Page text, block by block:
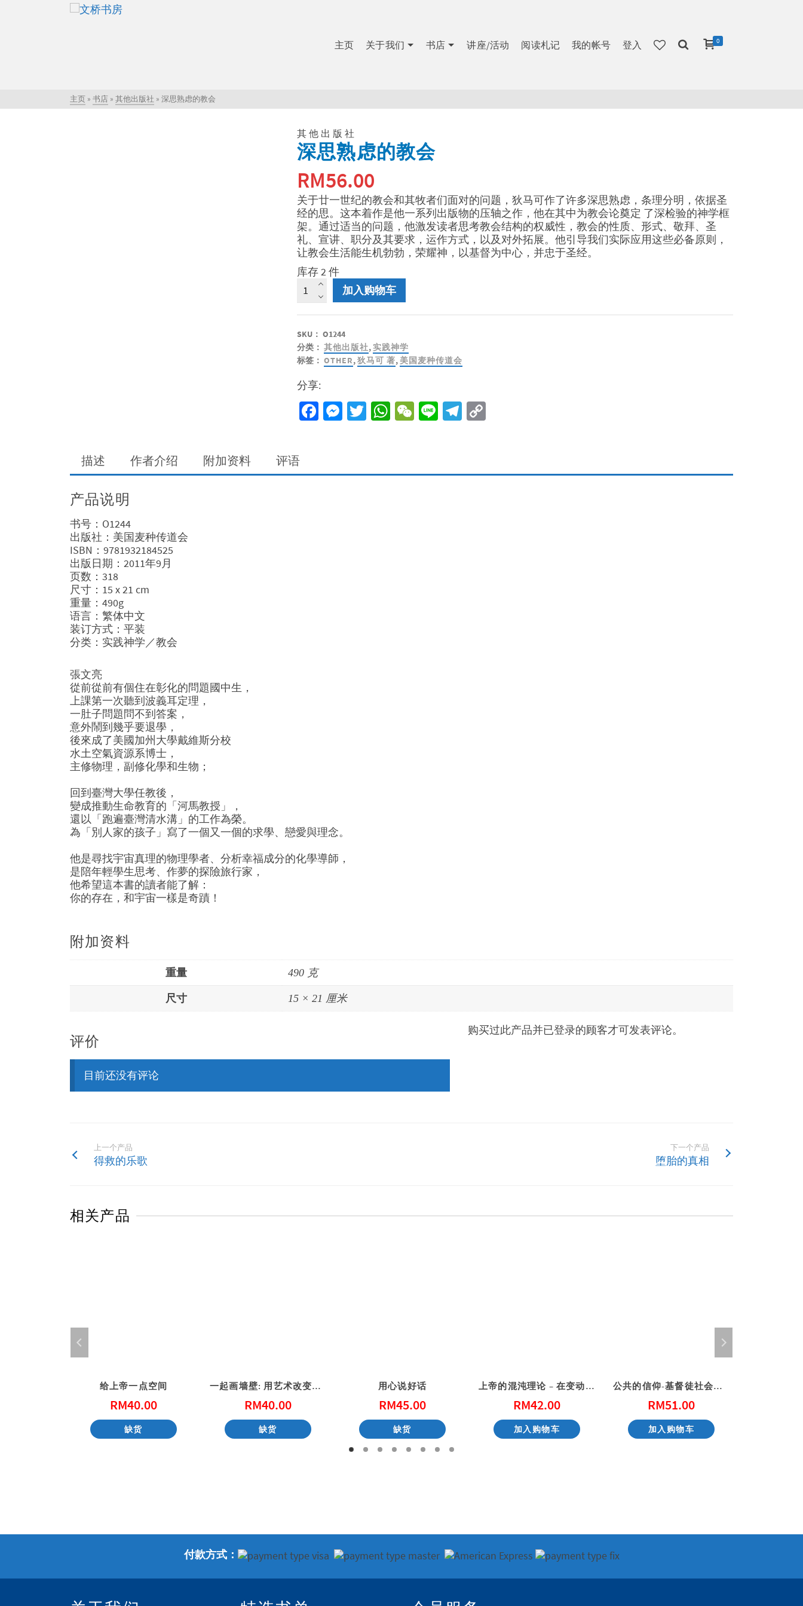
主页 关于我们 书店 讲座/活动 阅读札记 我的帐号 登入 0
主页 » 书店 » 其他出版社 » 深思熟虑的教会
其他出版社
深思熟虑的教会
RM56.00
关于廿一世纪的教会和其牧者们面对的问题，狄马可作了许多深思熟虑，条理分明，依据圣
经的思。这本着作是他一系列出版物的压轴之作，他在其中为教会论奠定 了深检验的神学框
架。通过适当的问题，他激发读者思考教会结构的权威性，教会的性质、形式、敬拜、圣
礼、宣讲、职分及其要求，运作方式，以及对外拓展。他引导我们实际应用这些必备原则，
让教会生活能生机勃勃，荣耀神，以基督为中心，并忠于圣经。
库存 2 件
深
思
的
教
会
量
加入购物车
SKU： O1244
分类： 其他出版社, 实践神学
标签： OTHER,狄马可 著, 美国麦种传道会
分享:
Facebook
Messenger
Twitter
WhatsApp
WeChat
LineTelegram
Copy
描述 作者介绍 附加资料 评语
产品说明
书号：O1244
出版社：美国麦种传道会
ISBN：9781932184525
出版日期：2011年9月
页数：318
尺寸：15 x 21 cm
重量：490g
语言：繁体中文
装订方式：平装
分类：实践神学／教会
張文亮
從前從前有個住在彰化的問題國中生，
上課第一次聽到波義耳定理，
一肚子問題問不到答案，
意外鬧到幾乎要退學，
後來成了美國加州大學戴維斯分校
水土空氣資源系博士，
主修物理，副修化學和生物；
回到臺灣大學任教後，
變成推動生命教育的「河馬教授」，
還以「跑遍臺灣清水溝」的工作為榮。
為「別人家的孩子」寫了一個又一個的求學、戀愛與理念。
他是尋找宇宙真理的物理學者、分析幸福成分的化學導師，
是陪年輕學生思考、作夢的探險旅行家，
他希望這本書的讀者能了解：
你的存在，和宇宙一樣是奇蹟！
附加资料
重量 490 克
尺寸 15 × 21 厘米
评价
目前还没有评论
购买过此产品并已登录的顾客才可发表评论。
上一个产品
得救的乐歌
下一个产品
堕胎的真相
相关产品
给上帝一点空间
RM40.00
缺货
一起画墙壁: 用艺术改变社区 (港版)
RM40.00
缺货
用心说好话
RM45.00
缺货
上帝的混沌理论 – 在变动中赐予新生命
RM42.00
加入购物车
公共的信仰-基督徒社会参与的第一课
RM51.00
加入购物车
付款方式：